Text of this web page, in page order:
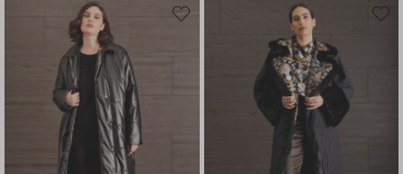
Sposta